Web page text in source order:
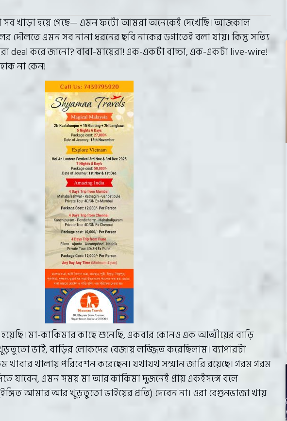
সব খাড়া হয়ে গেছে— এমন ফটো আমরা অনেকেই দেখেছি। আজকাল
দৌলতে এমন সব নানা ধরনের ছবি নাকের ডগাতেই বলা যায়। কিন্তু সত্যি
deal করে জানো? বাবা-মায়েরা! এক-একটা বাচ্চা, এক-একটা live-wire!
না কেন!
মা-কাকিমার কাছে শুনেছি, একবার কোনও এক আত্মীয়ের বাড়ি
ভাই, বাড়ির লোকদের বেজায় লজ্জিত করেছিলাম। ব্যাপারটা
থালায় পরিবেশন করেছেন। যথাযথ সম্মান জারি রয়েছে। গরম গরম
যাবেন, এমন সময় মা আর কাকিমা দুজনেই প্রায় একইসঙ্গে বলে
আমার আর খুড়তুতো ভাইয়ের প্রতি) দেবেন না। ওরা বেগুনভাজা খায়